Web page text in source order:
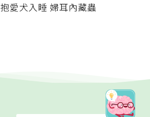
抱愛犬入睡 婦耳內藏蟲